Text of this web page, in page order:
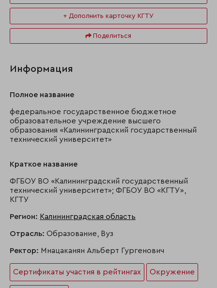
+ Дополнить карточку КГТУ
Поделиться
Информация
Полное название
федеральное государственное бюджетное
образовательное учреждение высшего
образования «Калининградский государственный
технический университет»
Краткое название
ФГБОУ ВО «Калининградский государственный
технический университет»; ФГБОУ ВО «КГТУ»,
КГТУ
Регион: Калининградская область
Отрасль: Образование, Вуз
Ректор: Мнацаканян Альберт Гургенович
Сертификаты участия в рейтингах Окружение